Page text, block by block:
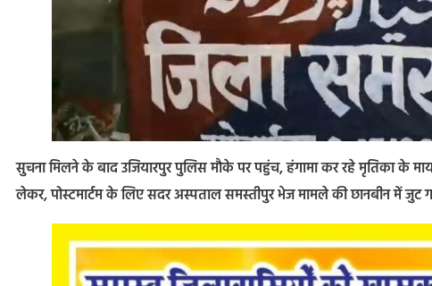
सुचना मिलने के बाद उजियारपुर पुलिस मौके पर पहुंच, हंगामा कर रहे मृतिका के
लेकर, पोस्टमार्टम के लिए सदर अस्पताल समस्तीपुर भेज मामले की छानबीन में जुट